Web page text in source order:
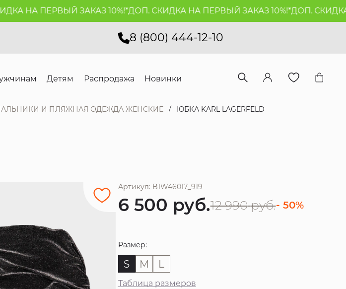
НА ПЕРВЫЙ ЗАКАЗ 10%!*ДОП. СКИДКА НА ПЕРВЫЙ ЗАКАЗ 10%!*ДОП. СКИДКА
8 (800) 444-12-10
Детям Распродажа Новинки
И ПЛЯЖНАЯ ОДЕЖДА ЖЕНСКИЕ ЮБКА KARL LAGERFELD
Артикул: B1W46017_919
6 500 руб.12 990 руб.- 50%
Размер:
S M L
Таблица размеров